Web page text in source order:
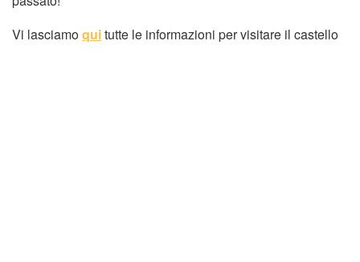
Vi lasciamoquitutte le informazioni per visitare il castello